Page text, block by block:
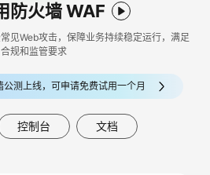
防火墙 WAF
见Web攻击，保障业务持续稳定运行，满足
合规和监管要求
公测上线，可申请免费试用一个月
控制台 文档